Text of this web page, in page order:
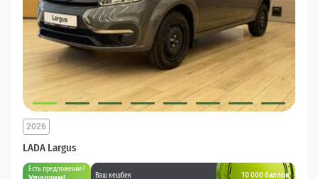
LADA Largus
2026
Есть предложение?
Ваш кешбек 10 000 баллов